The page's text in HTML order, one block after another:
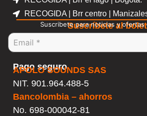
RECOGIDA | Brr centro |
Suscríbete al
Suscribete para noticias y ofertas
Pago seguro
APOLO SOUNDS SAS
NIT. 901.964.488-5
Bancolombia – ahorros
No. 698-000042-81